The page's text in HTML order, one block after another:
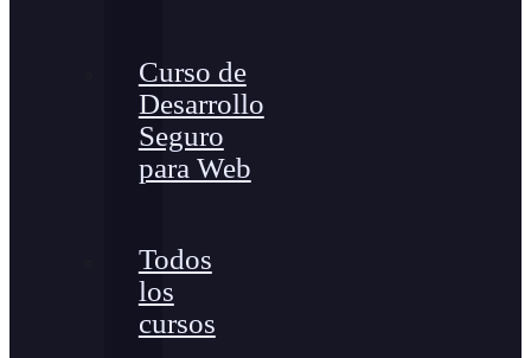
Curso de
Desarrollo
Seguro
para Web
Todos
los
cursos